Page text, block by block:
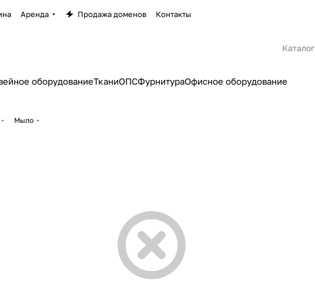
Аренда Продажа доменов Контакты
Каталог
оборудованиеТканиОПСФурнитураОфисное оборудование
Мыло